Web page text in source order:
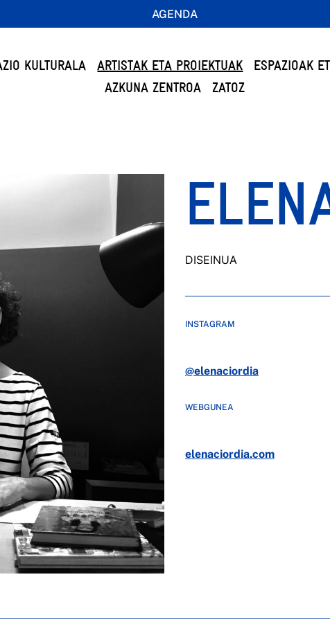
AGENDA
KULTURALA ARTISTAK ETA PROIEKTUAK
ESPAZIOAK
AZKUNA ZENTROA
ZATOZ
DISEINUA
INSTAGRAM
@elenaciordia
WEBGUNEA
elenaciordia.com